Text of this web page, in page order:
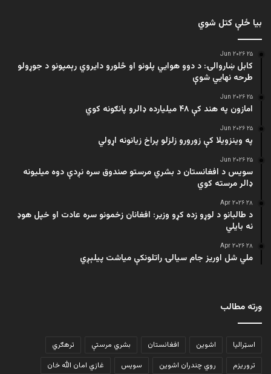
بیا ځلې کتل شوي
۲۵ Jun ۲۰۲۶
کابل ښاروالۍ: د دوو هوايي پلونو او څلورو دایروي رېمپونو د جوړولو
طرحه نهایي شوې
۲۵ Jun ۲۰۲۶
امازون په هند کې ۴۸ میلیارده ډالرو پانګونه کوي
۲۵ Jun ۲۰۲۶
په وینزویلا کې زورورو زلزلو پراخ زیانونه اړولي
۲۵ Jun ۲۰۲۶
سویس د افغانستان د بشري مرستو صندوق سره نږدې دوه میلیونه
ډالر مرسته کوي
۲۸ Apr ۲۰۲۶
د طالبانو د لوړو زده کړو وزیر: افغانان زخمونو سره عادت او خپل هوډ
نه بایلي
۲۸ Apr ۲۰۲۶
ملي شل اوریز جام سیالۍ راتلونکې میاشت پیلېږي
ورته مطالب
اسټرالیا اشوین افغانستان بشري مرستې
ترهګري
تروریزم
روي چندران اشوین سویس غازي امان الله خان